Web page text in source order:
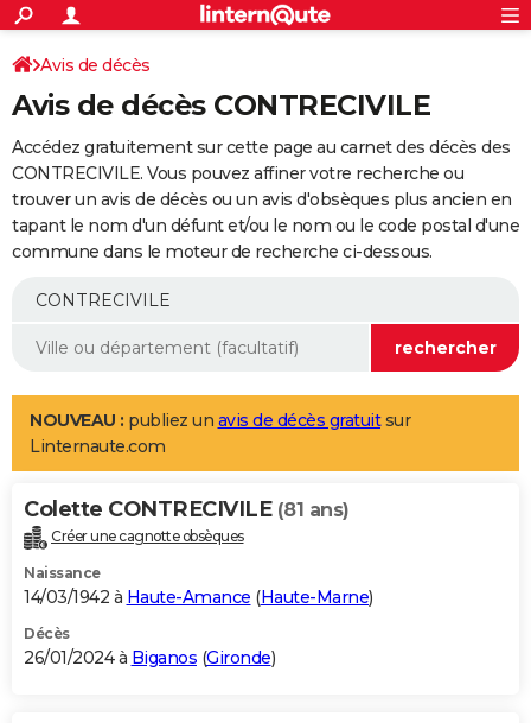
ACTUALITÉS
Politique
Société
Faits Divers
Education
Monde
Villes
+
SPORT
Coupe du monde 2026
Football
Tennis
Cyclisme
Rugby
Forum
Programme TV
TNT
Streaming
Cinéma
Sorties cinéma
Musique
+
FINANCE
Retraite
Epargne
Immobilier
Risques naturels par ville
Assurance
AUTO
Essais
Réserver un essai
Citadines
Berlines
SUV
Forum auto
+
Mobiles
Meilleur smartphone
Internet
Ordinateurs
Jeux vidéo
Guide high-tech
Aménagement intérieur
LIFESTYLE
Art de vivre
Bien-être
Loisirs
Mode
Modes de vie
Alimentation
Guide de la santé
Maladies
Médicaments
Sommeil
VOYAGE
Destinations
City break
Voyage nature
Voyage de noces
Forum
Climat
+PHOTO
GUIDES D'ACHAT
BONS PLANS
Avis de décès
Avis de décès CONTRECIVILE
Accédez gratuitement sur cette page au carnet des décès des
CONTRECIVILE. Vous pouvez affiner votre recherche ou
trouver un avis de décès ou un avis d'obsèques plus ancien en
tapant le nom d'un défunt et/ou le nom ou le code postal d'une
commune dans le moteur de recherche ci-dessous.
NOUVEAU : publiez un avis de décès gratuitsur
Linternaute.com
Colette CONTRECIVILE (81 ans)
Créer une cagnotte obsèques
Naissance
14/03/1942 à Haute-Amance (Haute-Marne)
Décès
26/01/2024 à Biganos (Gironde)